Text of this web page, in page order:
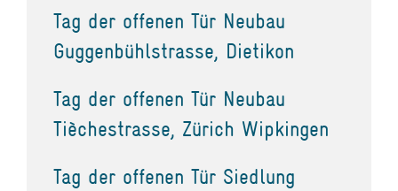
Tag der offenen Tür Neubau
Guggenbühlstrasse, Dietikon
Tag der offenen Tür Neubau
Tièchestrasse, Zürich Wipkingen
Tag der offenen Tür Siedlung